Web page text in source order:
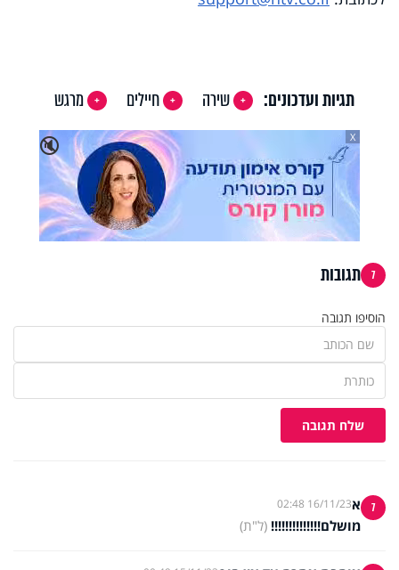
תגיות ועדכונים: שירה חיילים
מרגש
🔇
X
7 תגובות
הוסיפו תגובה
שלח תגובה
7 א16/11/23 02:48
מושלם!!!!!!!!!!!!!! (ל"ת)